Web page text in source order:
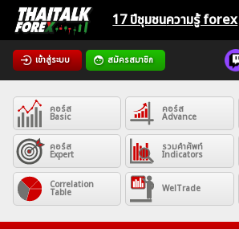
Skip
content
17 ปีชุมชนความรู้ forex
เข้าสู่ระบบ สมัครสมาชิก
Home
News
Articles
VPS Register
คอร์ส
Basic
คอร์ส
Advance
คอร์ส
Expert
รวมคำศัพท์
Indicators
Correlation
Table WelTrade